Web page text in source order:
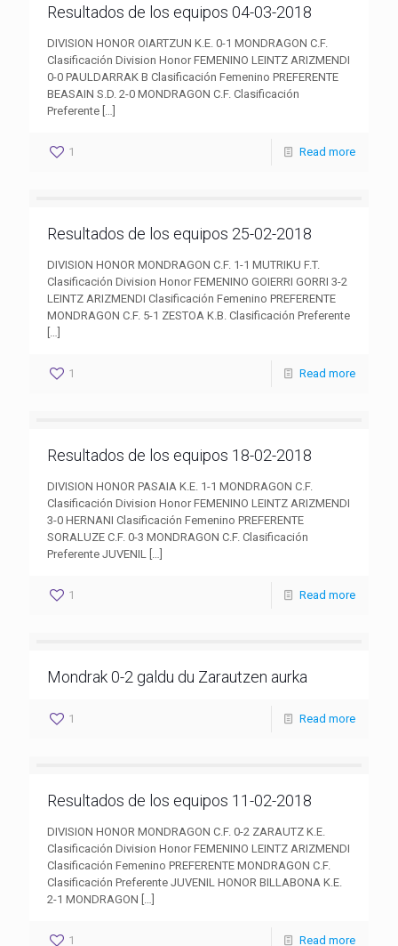
Resultados de los equipos 04-03-2018
DIVISION HONOR OIARTZUN K.E. 0-1 MONDRAGON C.F.
Clasificación Division Honor FEMENINO LEINTZ ARIZMENDI
0-0 PAULDARRAK B Clasificación Femenino PREFERENTE
BEASAIN S.D. 2-0 MONDRAGON C.F. Clasificación
Preferente […]
1 Read more
Resultados de los equipos 25-02-2018
DIVISION HONOR MONDRAGON C.F. 1-1 MUTRIKU F.T.
Clasificación Division Honor FEMENINO GOIERRI GORRI 3-2
LEINTZ ARIZMENDI Clasificación Femenino PREFERENTE
MONDRAGON C.F. 5-1 ZESTOA K.B. Clasificación Preferente
[…]
1 Read more
Resultados de los equipos 18-02-2018
DIVISION HONOR PASAIA K.E. 1-1 MONDRAGON C.F.
Clasificación Division Honor FEMENINO LEINTZ ARIZMENDI
3-0 HERNANI Clasificación Femenino PREFERENTE
SORALUZE C.F. 0-3 MONDRAGON C.F. Clasificación
Preferente JUVENIL
[…]
1 Read more
Mondrak 0-2 galdu du Zarautzen aurka
1 Read more
Resultados de los equipos 11-02-2018
DIVISION HONOR MONDRAGON C.F. 0-2 ZARAUTZ K.E.
Clasificación Division Honor FEMENINO LEINTZ ARIZMENDI
Clasificación Femenino PREFERENTE MONDRAGON C.F.
Clasificación Preferente JUVENIL HONOR BILLABONA K.E.
2-1 MONDRAGON […]
1 Read more